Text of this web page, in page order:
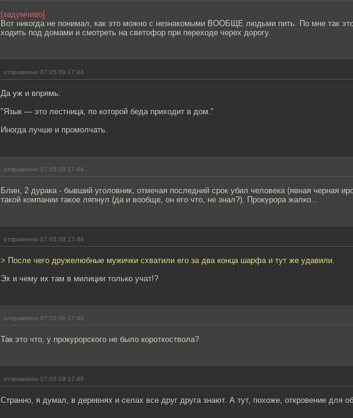
[задумчиво]
Вот никогда не понимал, как это можно с незнакомыми ВООБЩЕ людьми пить. По мне так
ходить под домами и смотреть на светофор при переходе черех дорогу.
отправлено 07.05.09 17:44
Да уж и впрямь:
"Язык — это лестница, по которой беда приходит в дом."
Иногда лучше и промолчать.
отправлено 07.05.09 17:44
Блин, 2 дурака - бывший уголовник, отмечая последний срок убил человека (явная черная
такой компании такое ляпнул (да и вообще, он его что, не знал?). Прокурора жалко...
отправлено 07.05.09 17:44
> После чего дружелюбные мужички схватили его за два конца шарфа и тут же удавили.
Эх и чему их там в милиции только учат!?
отправлено 07.05.09 17:46
Так это что, у прокурорского не было короткоствола?
отправлено 07.05.09 17:48
Странно, я думал, в деревнях и селах все друг друга знают. А тут, похоже, откровение для